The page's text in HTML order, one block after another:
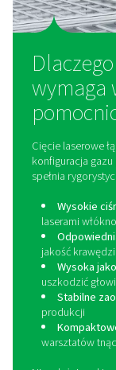
Cięcie
dostępne.
gamę
ciśnieniem,
po
długiego
w